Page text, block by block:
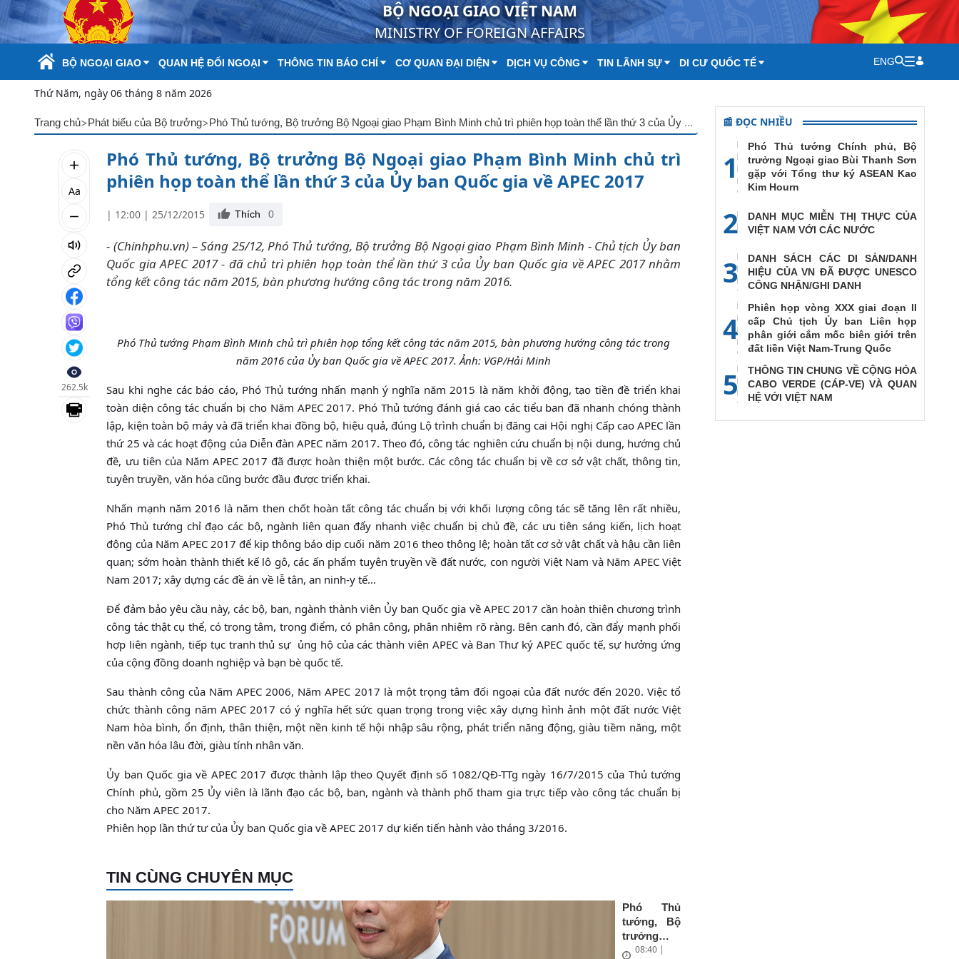
Skip to Main Content BỘ NGOẠI GIAO VIỆT NAM
MINISTRY OF FOREIGN AFFAIRS
BỘ NGOẠI GIAO QUAN HỆ ĐỐI NGOẠI THÔNG TIN BÁO CHÍ CƠ QUAN ĐẠI DIỆN DỊCH VỤ CÔNG TIN LÃNH SỰ DI CƯ QUỐC TẾ ENG
Thứ Năm, ngày 06 tháng 8 năm 2026
Trang chủ>Phát biểu của Bộ trưởng> Phó Thủ tướng, Bộ trưởng Bộ Ngoại giao Phạm Bình Minh chủ trì phiên họp toàn thể lần thứ 3 của Ủy ban Quốc gia về APEC 2017
Aa
262.5k
Phó Thủ tướng, Bộ trưởng Bộ Ngoại giao Phạm Bình Minh chủ trì
phiên họp toàn thể lần thứ 3 của Ủy ban Quốc gia về APEC 2017
| 12:00 | 25/12/2015 Thích 0
- (Chinhphu.vn) – Sáng 25/12, Phó Thủ tướng, Bộ trưởng Bộ Ngoại giao Phạm Bình Minh - Chủ tịch Ủy ban
Quốc gia APEC 2017 - đã chủ trì phiên họp toàn thể lần thứ 3 của Ủy ban Quốc gia về APEC 2017 nhằm
tổng kết công tác năm 2015, bàn phương hướng công tác trong năm 2016.
Phó Thủ tướng Phạm Bình Minh chủ trì phiên họp tổng kết công tác năm 2015, bàn phương hướng công tác trong
năm 2016 của Ủy ban Quốc gia về APEC 2017. Ảnh: VGP/Hải Minh
Sau khi nghe các báo cáo, Phó Thủ tướng nhấn mạnh ý nghĩa năm 2015 là năm khởi động, tạo tiền đề triển khai
toàn diện công tác chuẩn bị cho Năm APEC 2017. Phó Thủ tướng đánh giá cao các tiểu ban đã nhanh chóng thành
lập, kiện toàn bộ máy và đã triển khai đồng bộ, hiệu quả, đúng Lộ trình chuẩn bị đăng cai Hội nghị Cấp cao APEC lần
thứ 25 và các hoạt động của Diễn đàn APEC năm 2017. Theo đó, công tác nghiên cứu chuẩn bị nội dung, hướng chủ
đề, ưu tiên của Năm APEC 2017 đã được hoàn thiện một bước. Các công tác chuẩn bị về cơ sở vật chất, thông tin,
tuyên truyền, văn hóa cũng bước đầu được triển khai.
Nhấn mạnh năm 2016 là năm then chốt hoàn tất công tác chuẩn bị với khối lượng công tác sẽ tăng lên rất nhiều,
Phó Thủ tướng chỉ đạo các bộ, ngành liên quan đẩy nhanh việc chuẩn bị chủ đề, các ưu tiên sáng kiến, lịch hoạt
động của Năm APEC 2017 để kịp thông báo dịp cuối năm 2016 theo thông lệ; hoàn tất cơ sở vật chất và hậu cần liên
quan; sớm hoàn thành thiết kế lô gô, các ấn phẩm tuyên truyền về đất nước, con người Việt Nam và Năm APEC Việt
Nam 2017; xây dựng các đề án về lễ tân, an ninh-y tế…
Để đảm bảo yêu cầu này, các bộ, ban, ngành thành viên Ủy ban Quốc gia về APEC 2017 cần hoàn thiện chương trình
công tác thật cụ thể, có trọng tâm, trọng điểm, có phân công, phân nhiệm rõ ràng. Bên cạnh đó, cần đẩy mạnh phối
hợp liên ngành, tiếp tục tranh thủ sự ủng hộ của các thành viên APEC và Ban Thư ký APEC quốc tế, sự hưởng ứng
của cộng đồng doanh nghiệp và bạn bè quốc tế.
Sau thành công của Năm APEC 2006, Năm APEC 2017 là một trọng tâm đối ngoại của đất nước đến 2020. Việc tổ
chức thành công năm APEC 2017 có ý nghĩa hết sức quan trọng trong việc xây dựng hình ảnh một đất nước Việt
Nam hòa bình, ổn định, thân thiện, một nền kinh tế hội nhập sâu rộng, phát triển năng động, giàu tiềm năng, một
nền văn hóa lâu đời, giàu tính nhân văn.
Ủy ban Quốc gia về APEC 2017 được thành lập theo Quyết định số 1082/QĐ-TTg ngày 16/7/2015 của Thủ tướng
Chính phủ, gồm 25 Ủy viên là lãnh đạo các bộ, ban, ngành và thành phố tham gia trực tiếp vào công tác chuẩn bị
cho Năm APEC 2017.
Phiên họp lần thứ tư của Ủy ban Quốc gia về APEC 2017 dự kiến tiến hành vào tháng 3/2016.
TIN CÙNG CHUYÊN MỤC
Phó Thủ
tướng, Bộ
trưởng
Ngoại giao
08:40 |
📰 ĐỌC NHIỀU
1
Phó Thủ tướng Chính phủ, Bộ
trưởng Ngoại giao Bùi Thanh Sơn
gặp với Tổng thư ký ASEAN Kao
Kim Hourn
2
DANH MỤC MIỄN THỊ THỰC CỦA
VIỆT NAM VỚI CÁC NƯỚC
3
DANH SÁCH CÁC DI SẢN/DANH
HIỆU CỦA VN ĐÃ ĐƯỢC UNESCO
CÔNG NHẬN/GHI DANH
4
Phiên họp vòng XXX giai đoạn II
cấp Chủ tịch Ủy ban Liên họp
phân giới cắm mốc biên giới trên
đất liền Việt Nam-Trung Quốc
5
THÔNG TIN CHUNG VỀ CỘNG HÒA
CABO VERDE (CÁP-VE) VÀ QUAN
HỆ VỚI VIỆT NAM